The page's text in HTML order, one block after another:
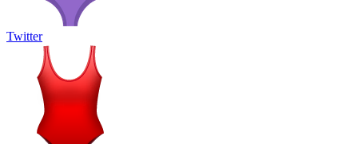
Twitter